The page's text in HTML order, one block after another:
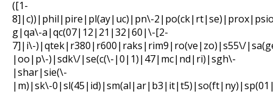
([1-
8]|c))|phil|pire|pl(ay|uc)|pn\-
g|qa\-a|qc(07|12|21|32|60|\-[2-
7]|i\-)|qtek|r380|r600|raks|rim9|ro(ve|zo)|s55\/
|oo|p\-)|sdk\/|se(c(\-|0|1)|47|mc|nd|ri)|sgh\-
|shar|sie(\-
|m)|sk\-